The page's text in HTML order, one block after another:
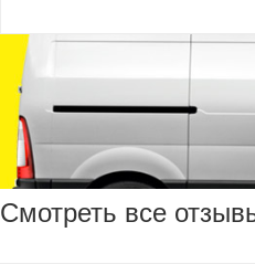
Смотреть все